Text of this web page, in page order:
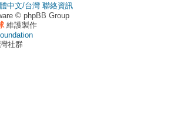
中文/台灣 聯絡資訊
© phpBB Group
維護製作
社群